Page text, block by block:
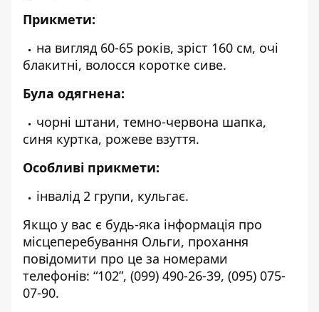
Прикмети:
на вигляд 60-65 років, зріст 160 см, очі
блакитні, волосся коротке сиве.
Була одягнена:
чорні штани, темно-червона шапка,
синя куртка, рожеве взуття.
Особливі прикмети:
інвалід 2 групи, кульгає.
Якщо у вас є будь-яка інформація про
місцеперебування Ольги, прохання
повідомити про це за номерами
телефонів: “102”, (099) 490-26-39, (095) 075-
07-90.